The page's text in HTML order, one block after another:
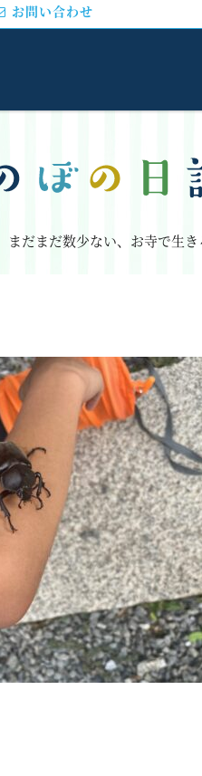
お問い合わせ
まだまだ数少ない、お寺で生